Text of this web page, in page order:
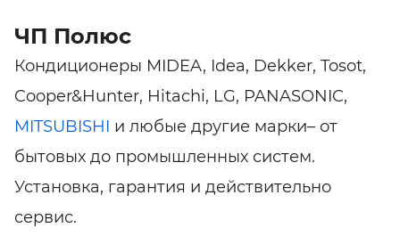
ЧП Полюс
Кондиционеры MIDEA, Idea, Dekker, Tosot,
Cooper&Hunter, Hitachi, LG, PANASONIC,
MITSUBISHI и любые другие марки– от
бытовых до промышленных систем.
Установка, гарантия и действительно
сервис.